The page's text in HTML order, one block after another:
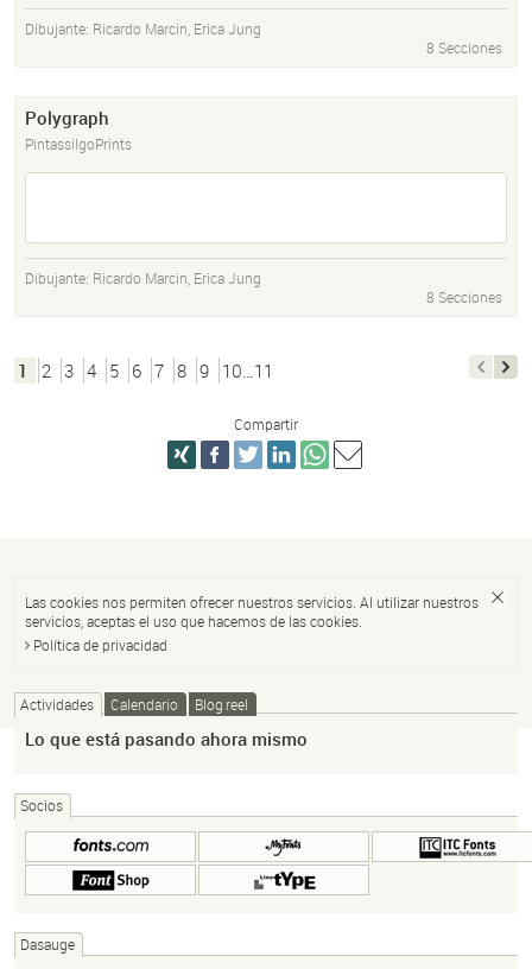
Dibujante: Ricardo Marcin, Erica Jung
8 Secciones
Polygraph
PintassilgoPrints
Dibujante: Ricardo Marcin, Erica Jung
8 Secciones
1 2 3 4 5 6 7 8 9 10…11
Compartir
Las cookies nos permiten ofrecer nuestros servicios. Al utilizar nuestros
servicios, aceptas el uso que hacemos de las cookies.
Política de privacidad
Actividades Calendario Blog reel
Lo que está pasando ahora mismo
Socios
Dasauge